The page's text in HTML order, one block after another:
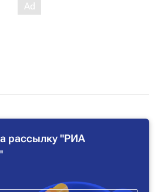
рассылку "РИА